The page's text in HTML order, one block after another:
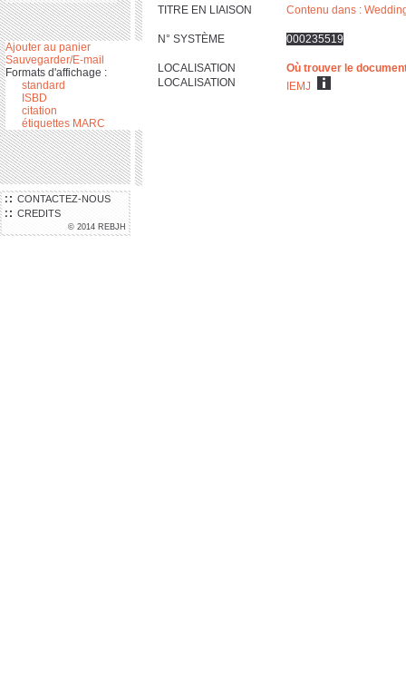
CONTACTEZ-NOUS
CREDITS
© 2014 REBJH
Ajouter au panier
Sauvegarder/E-mail
Formats d'affichage :
standard
ISBD
citation
étiquettes MARC
TITRE EN LIAISON Contenu dans :
N° SYSTÈME 000235519
LOCALISATION
Où trouver le
LOCALISATION
IEMJ